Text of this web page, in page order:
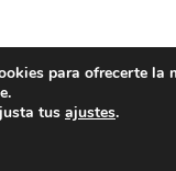
para ofrecerte la
tus ajustes.